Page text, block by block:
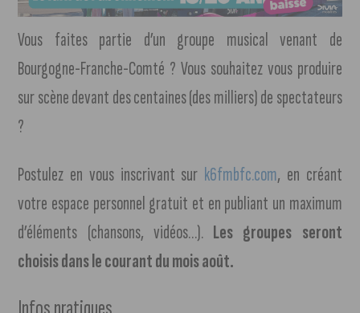
Vous faites partie d’un groupe musical venant de
Bourgogne-Franche-Comté ? Vous souhaitez vous produire
sur scène devant des centaines (des milliers) de spectateurs
?
Postulez en vous inscrivant sur k6fmbfc.com, en créant
votre espace personnel gratuit et en publiant un maximum
d’éléments (chansons, vidéos…). Les groupes seront
choisis dans le courant du mois août.